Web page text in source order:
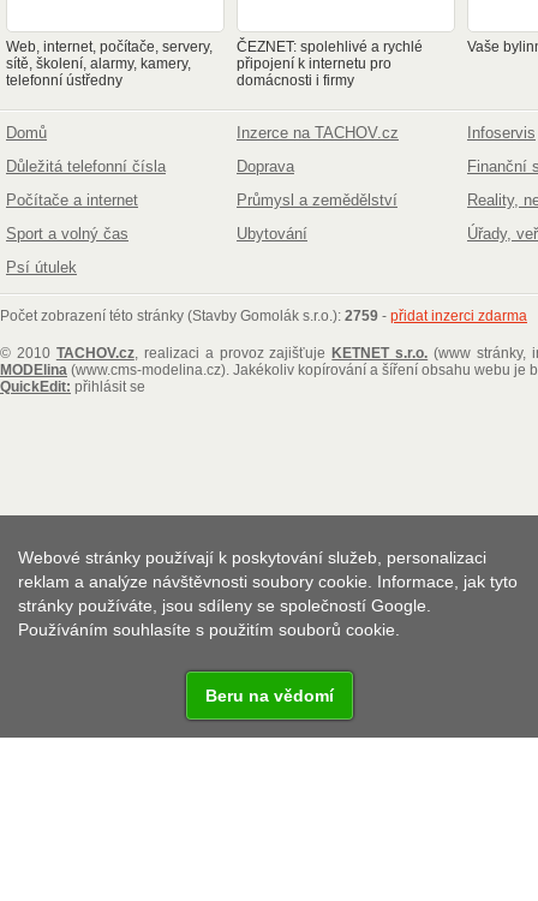
Web, internet, počítače, servery,
sítě, školení, alarmy, kamery,
telefonní ústředny
ČEZNET: spolehlivé a rychlé
připojení k internetu pro
domácnosti i firmy
Vaše
Domů Inzerce na TACHOV.cz
Infoservis
Důležitá telefonní čísla
Doprava
Finanční
Počítače a internet
Průmysl a zemědělství
Reality,
Sport a volný čas
Ubytování
Úřady,
Psí útulek
Počet zobrazení této stránky (Stavby Gomolák s.r.o.): 2759 - přidat inzerci zdarma
© 2010 TACHOV.cz, realizaci a provoz zajišťujeKETNET s.r.o. (www stránky,
MODElina (www.cms-modelina.cz) . Jakékoliv kopírování a šíření obsahu webu je
QuickEdit: přihlásit se
Webové stránky používají k poskytování služeb, personalizaci
reklam a analýze návštěvnosti soubory cookie. Informace, jak tyto
stránky používáte, jsou sdíleny se společností Google.
Používáním souhlasíte s použitím souborů cookie.
Beru na vědomí